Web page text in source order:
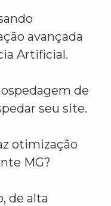
avançada
Artificial.
de
seu site.
otimização
MG?
de alta